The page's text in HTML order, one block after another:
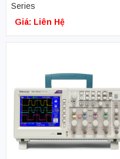
Series
Giá: Liên Hệ